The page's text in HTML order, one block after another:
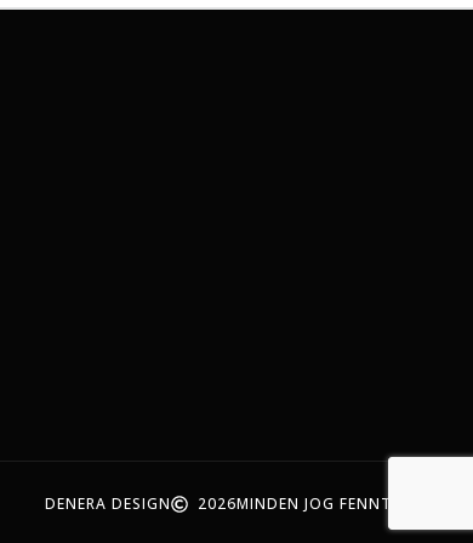
DENERA DESIGN 2026MINDEN JOG FENNTARTVA!